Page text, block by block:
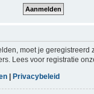
moet je
Lees voor registratie
| Privacybeleid